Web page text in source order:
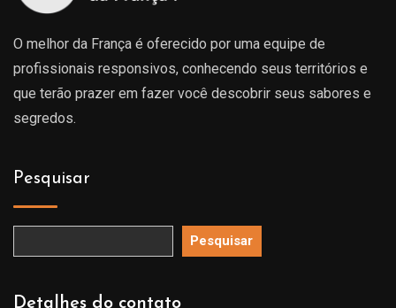
O melhor da França é oferecido por uma equipe de
profissionais responsivos, conhecendo seus territórios e
que terão prazer em fazer você descobrir seus sabores e
segredos.
Pesquisar
Pesquisar
Detalhes do contato